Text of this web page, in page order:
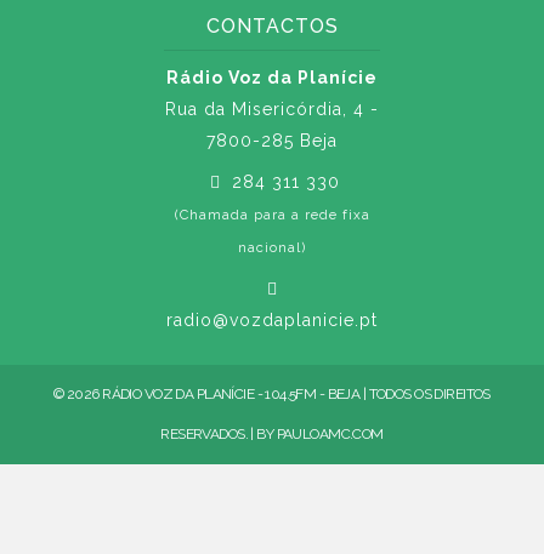
CONTACTOS
Rádio Voz da Planície
Rua da Misericórdia, 4 -
7800-285 Beja
284 311 330
(Chamada para a rede fixa
nacional)
radio@vozdaplanicie.pt
© 2026 RÁDIO VOZ DA PLANÍCIE - 104.5FM - BEJA | TODOS OS DIREITOS
RESERVADOS. | BY PAULOAMC.COM